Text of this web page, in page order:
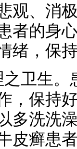
观、消
者的身
情绪，
卫生。
，保持
多洗洗
皮癣患